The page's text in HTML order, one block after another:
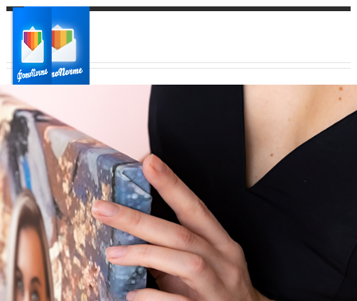
Ваш город:
Ваш регион доставки
Выберите из списка: